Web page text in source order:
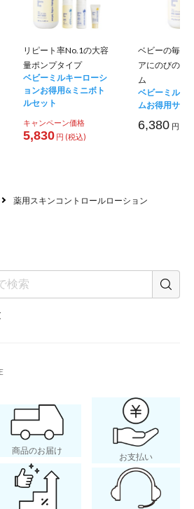
な原因は、「汗
という肌の中の
肌トラブルにつ
リピート率No.1の大容
量ポンプタイプ
ベビーミルキーローシ
ョンお得用&ミニボト
ルセット
キャンペーン価格
5,830 円 (税込)
ベビーの毎日
アにのびのい
ム
ベビーミルキ
ムお得用サイ
6,380 円 (税
薬用スキンコントロールローション
商品のお届け
お支払い